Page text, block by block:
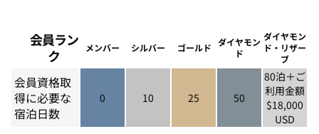
会員ラン
ク
メンバー シルバー ゴールド ダイヤモン
ド
ダイヤモン
ド・リザー
ブ
会員資格取
得に必要な
宿泊日数
0 10 25 50
ダイヤモンド 50
80泊＋ご
利用金額
$18,000
USD